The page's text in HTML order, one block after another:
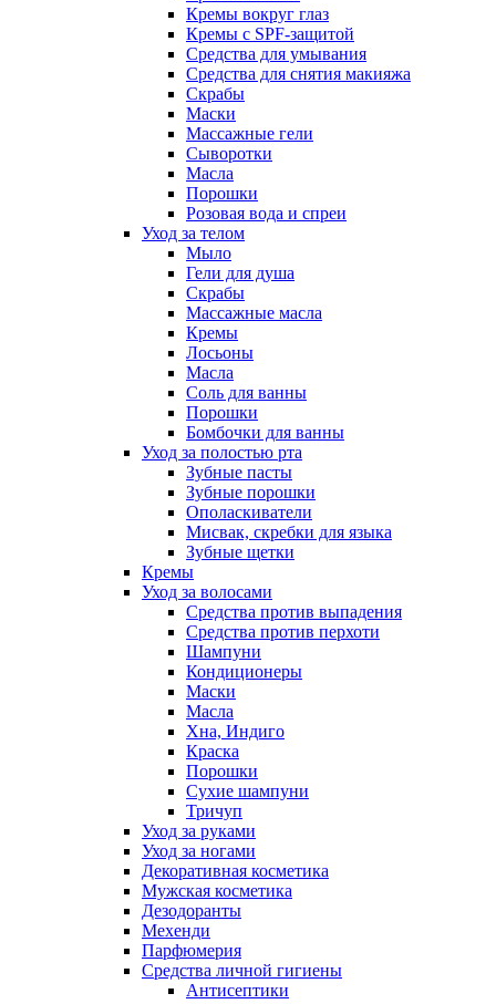
Кремы вокруг глаз
Кремы с SPF-защитой
Средства для умывания
Средства для снятия макияжа
Скрабы
Маски
Массажные гели
Сыворотки
Масла
Порошки
Розовая вода и спреи
Уход за телом
Мыло
Гели для душа
Скрабы
Массажные масла
Кремы
Лосьоны
Масла
Соль для ванны
Порошки
Бомбочки для ванны
Уход за полостью рта
Зубные пасты
Зубные порошки
Ополаскиватели
Мисвак, скребки для языка
Зубные щетки
Кремы
Уход за волосами
Средства против выпадения
Средства против перхоти
Шампуни
Кондиционеры
Маски
Масла
Хна, Индиго
Краска
Порошки
Сухие шампуни
Тричуп
Уход за руками
Уход за ногами
Декоративная косметика
Мужская косметика
Дезодоранты
Мехенди
Парфюмерия
Средства личной гигиены
Антисептики